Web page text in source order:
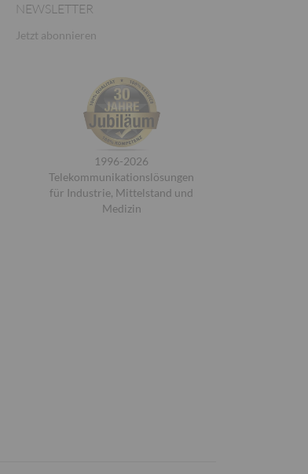
NEWSLETTER
Jetzt abonnieren
1996-2026
Telekommunikationslösungen
für Industrie, Mittelstand und
Medizin